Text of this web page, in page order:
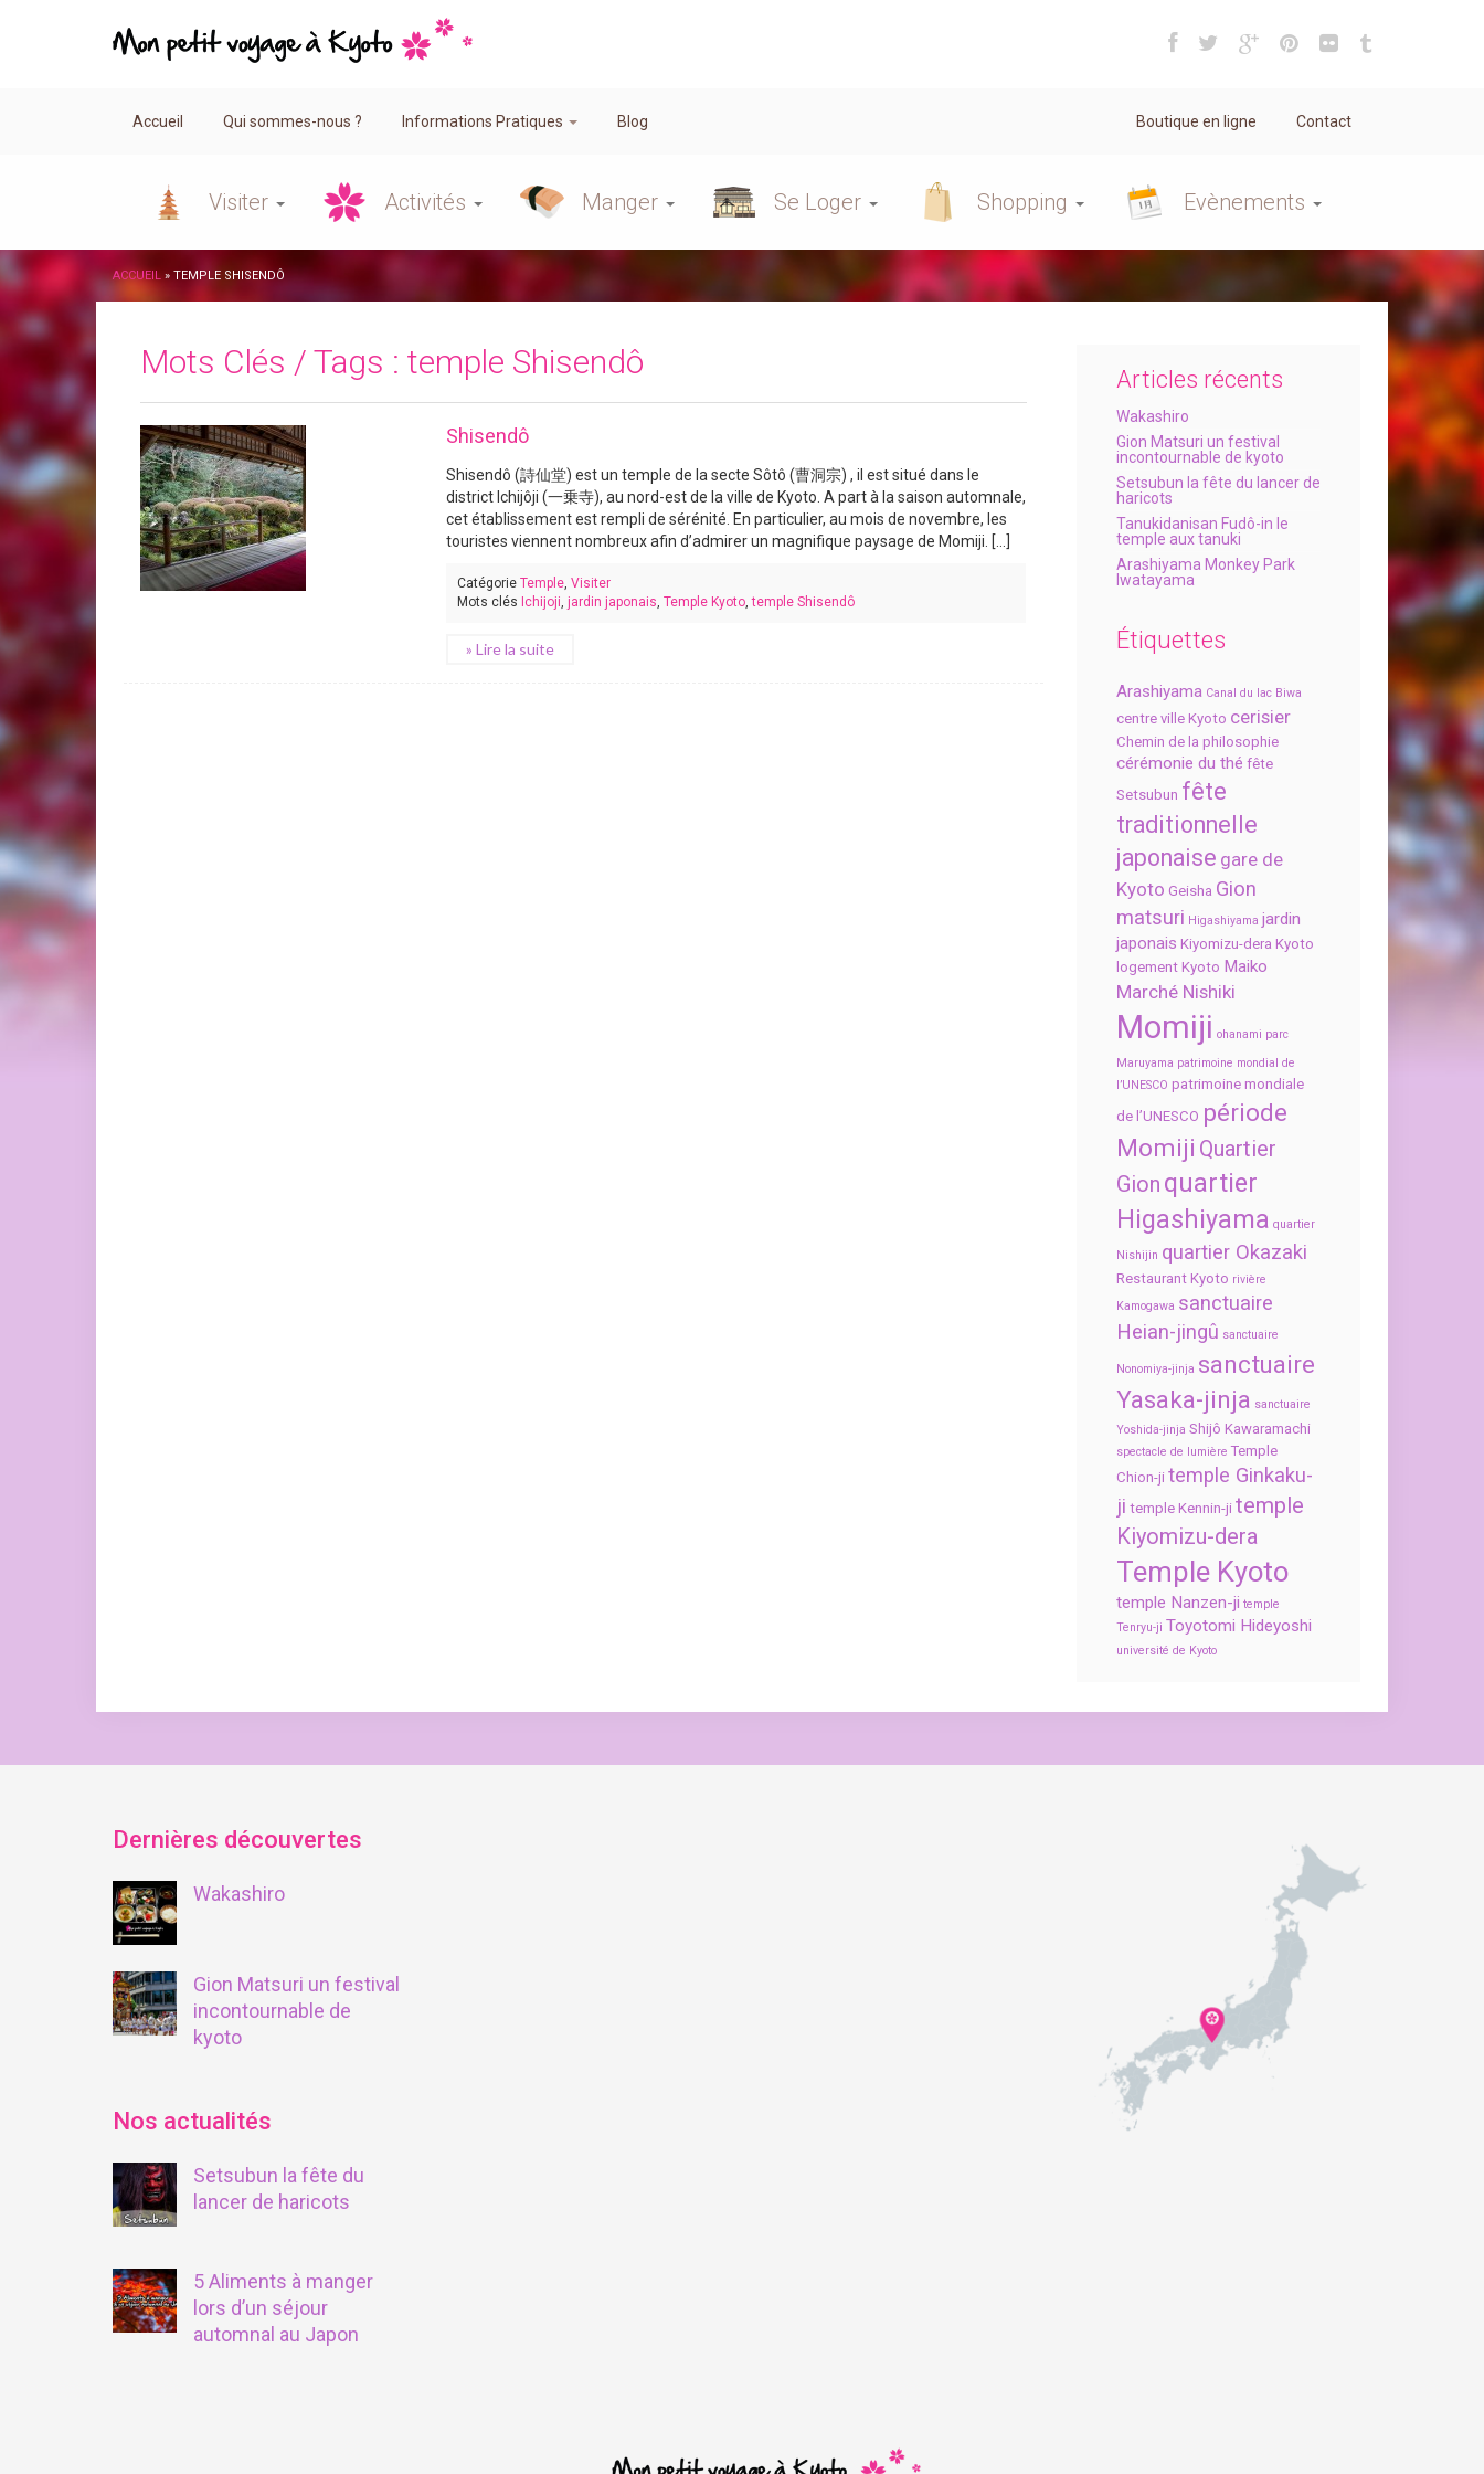
Accueil Qui sommes-nous ? Informations Pratiques Blog Boutique en ligne Contact
Visiter Activités Manger Se Loger Shopping Evènements
ACCUEIL » TEMPLE SHISENDÔ
Articles récents
Wakashiro
Gion Matsuri un festival
incontournable de kyoto
Setsubun la fête du lancer de
haricots
Tanukidanisan Fudô-in le
temple aux tanuki
Arashiyama Monkey Park
Iwatayama
Étiquettes
Arashiyama Canal du lac Biwa
centre ville Kyoto cerisier
Chemin de la philosophie
cérémonie du thé fête
Setsubun fête
traditionnelle
japonaise gare de
Kyoto Geisha Gion
matsuri Higashiyama jardin
japonais Kiyomizu-dera Kyoto
logement Kyoto Maiko
Marché Nishiki
Momiji ohanami parc
Maruyama patrimoine mondial de
l’UNESCO patrimoine mondiale
de l’UNESCO période
Momiji Quartier
Gion quartier
Higashiyama quartier
Nishijin quartier Okazaki
Restaurant Kyoto rivière
Kamogawa sanctuaire
Heian-jingû sanctuaire
Nonomiya-jinja sanctuaire
Yasaka-jinja sanctuaire
Yoshida-jinja Shijô Kawaramachi
spectacle de lumière Temple
Chion-ji temple Ginkaku-
ji temple Kennin-ji temple
Kiyomizu-dera
Temple Kyoto
temple Nanzen-ji temple
Tenryu-ji Toyotomi Hideyoshi
université de Kyoto
Mots Clés / Tags : temple Shisendô
Shisendô
Shisendô (詩仙堂) est un temple de la secte Sôtô (曹洞宗) , il est situé dans le
district Ichijôji (一乗寺), au nord-est de la ville de Kyoto. A part à la saison automnale,
cet établissement est rempli de sérénité. En particulier, au mois de novembre, les
touristes viennent nombreux afin d’admirer un magnifique paysage de Momiji. [...]
CatégorieTemple,Visiter
Mots clés Ichijoji,jardin japonais,Temple Kyoto,temple Shisendô
» Lire la suite
Dernières découvertes
Wakashiro
Gion Matsuri un festival
incontournable de
kyoto
Nos actualités
Setsubun la fête du
lancer de haricots
5 Aliments à manger
lors d’un séjour
automnal au Japon